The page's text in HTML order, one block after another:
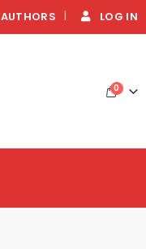
AUTHORS LOG IN
0